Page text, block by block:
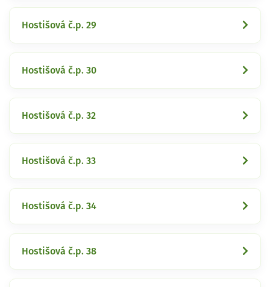
Hostišová č.p. 29
Hostišová č.p. 30
Hostišová č.p. 32
Hostišová č.p. 33
Hostišová č.p. 34
Hostišová č.p. 38